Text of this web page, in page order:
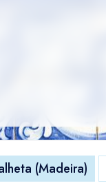
(Madeira)